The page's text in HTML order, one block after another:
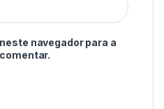
navegador para a